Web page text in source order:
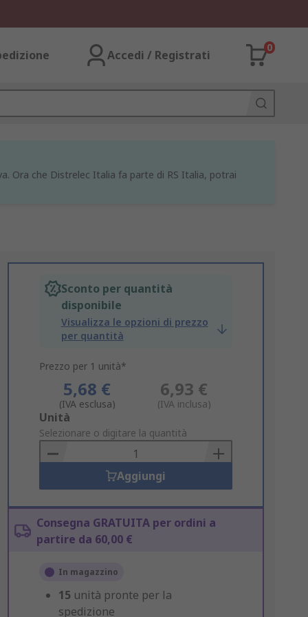
Accedi / Registrati
0
Ora che Distrelec Italia fa parte di RS Italia, potrai
Sconto per quantità
disponibile
Visualizza le opzioni di prezzo
per quantità
Prezzo per 1 unità*
5,68 €
(IVA esclusa)
6,93 €
(IVA inclusa)
Add
to
Basket
Unità
Selezionare o digitare la quantità
Aggiungi
Consegna GRATUITA per ordini a
partire da 60,00 €
In magazzino
15 unità pronte per la
spedizione